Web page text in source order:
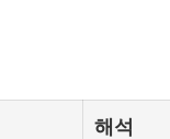
해석